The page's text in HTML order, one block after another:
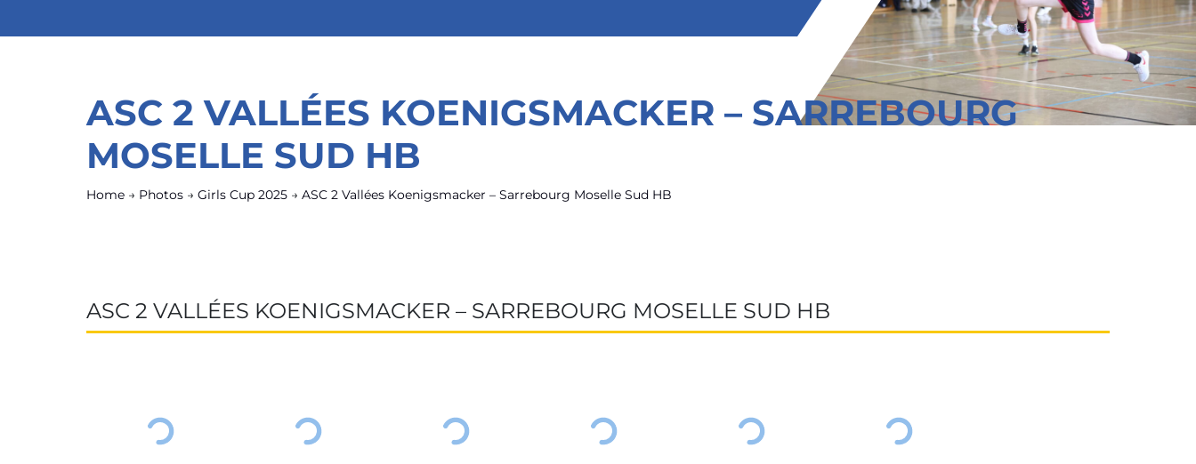
ASC 2 VALLÉES KOENIGSMACKER – SARREBOURG
MOSELLE SUD HB
Home → Photos → Girls Cup 2025 → ASC 2 Vallées Koenigsmacker – Sarrebourg Moselle Sud HB
ASC 2 VALLÉES KOENIGSMACKER – SARREBOURG MOSELLE SUD HB